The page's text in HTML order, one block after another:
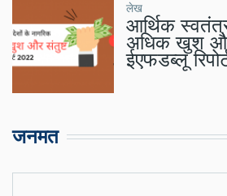
लेख
आर्थिक
अधिक खुश
ईएफडब्लू
जनमत